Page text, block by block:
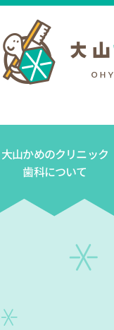
大山かめのクリニック
歯科について